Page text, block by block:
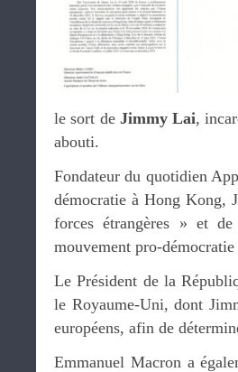
le sort de Jimmy Lai,
abouti.
Fondateur du quotidien
démocratie à Hong Kong,
forces étrangères » et
mouvement pro-
Le Président de la
le Royaume-Uni, dont
européens, afin de
Emmanuel Macron a